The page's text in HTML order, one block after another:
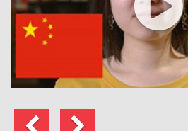
VorherigeWeiter